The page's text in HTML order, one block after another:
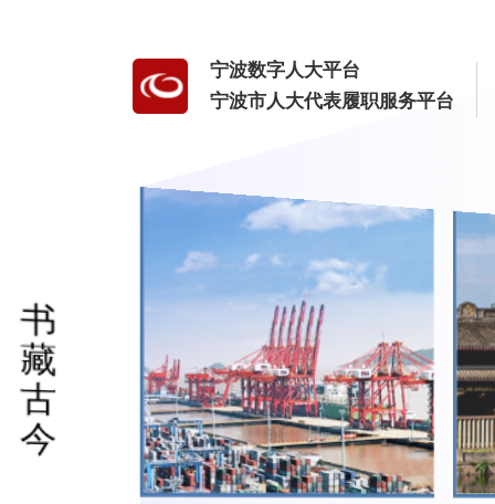
宁波数字人大平台
宁波市人大代表履职服务平台
书
藏
古
今